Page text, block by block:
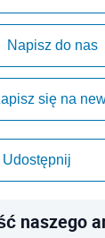
Napisz do nas
się na
Udostępnij
naszego